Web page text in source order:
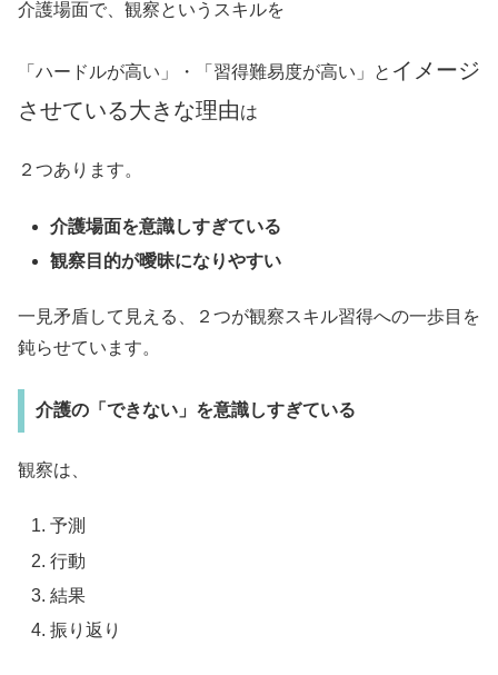
介護場面で、観察というスキルを
「ハードルが高い」・「習得難易度が高い」と イメージ
させている大きな理由は
２つあります。
介護場面を意識しすぎている
観察目的が曖昧になりやすい
一見矛盾して見える、２つが観察スキル習得への一歩目を
鈍らせています。
介護の「できない」を意識しすぎている
観察は、
予測
行動
結果
振り返り